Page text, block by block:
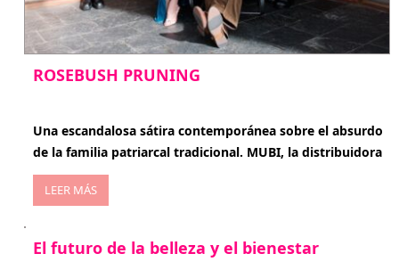
ROSEBUSH PRUNING
Una escandalosa sátira contemporánea sobre el absurdo
de la familia patriarcal tradicional. MUBI, la distribuidora
LEER MÁS
El futuro de la belleza y el bienestar